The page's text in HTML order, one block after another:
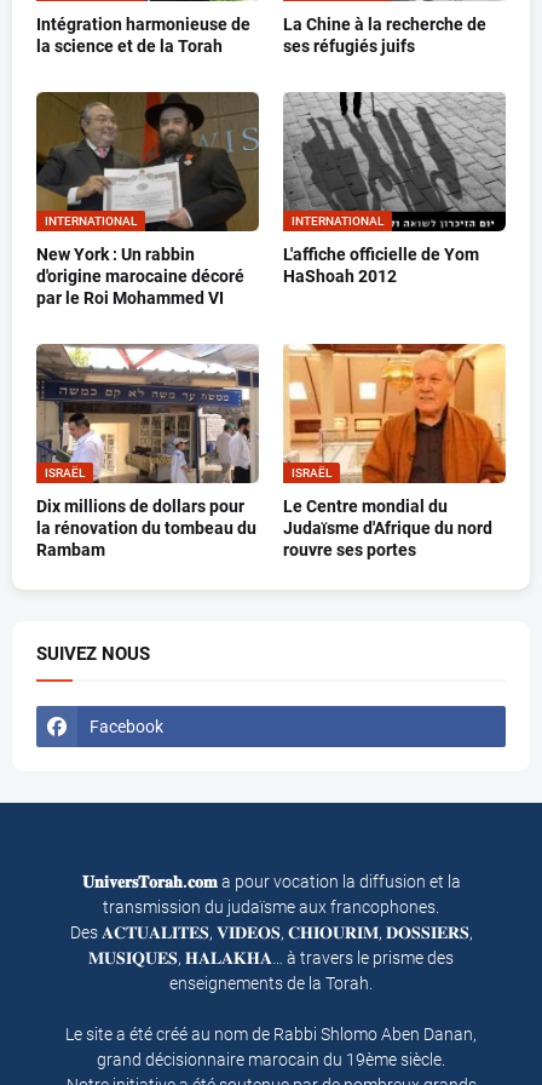
Intégration harmonieuse de
la science et de la Torah
La Chine à la recherche de
ses réfugiés juifs
INTERNATIONAL
New York : Un rabbin
d'origine marocaine décoré
par le Roi Mohammed VI
INTERNATIONAL
L'affiche officielle de Yom
HaShoah 2012
ISRAËL
Dix millions de dollars pour
la rénovation du tombeau du
Rambam
ISRAËL
Le Centre mondial du
Judaïsme d'Afrique du nord
rouvre ses portes
SUIVEZ NOUS
Facebook
𝐔𝐧𝐢𝐯𝐞𝐫𝐬𝐓𝐨𝐫𝐚𝐡.𝐜𝐨𝐦a pour vocation la diffusion et la
transmission du judaïsme aux francophones.
Des 𝐀𝐂𝐓𝐔𝐀𝐋𝐈𝐓𝐄𝐒, 𝐕𝐈𝐃𝐄𝐎𝐒, 𝐂𝐇𝐈𝐎𝐔𝐑𝐈𝐌, 𝐃𝐎𝐒𝐒𝐈𝐄𝐑𝐒,
𝐌𝐔𝐒𝐈𝐐𝐔𝐄𝐒, 𝐇𝐀𝐋𝐀𝐊𝐇𝐀… à travers le prisme des
enseignements de la Torah.
Le site a été créé au nom de Rabbi Shlomo Aben Danan,
grand décisionnaire marocain du 19ème siècle.